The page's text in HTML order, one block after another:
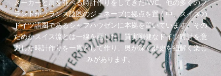
メーカーと肩を並べる時計作りをしてきたIWC。他の多くのブ
ランドがフランス語圏のジュネーブに拠点を置く中、スイスの
ドイツ語圏であるシャフハウゼンに本拠を置いています。その
ためかスイス流とは一線を画した、質実剛健なドイツ時計を意
識した時計作りを一貫として作り、奥が深く歴史を紐解く楽し
みがあります。